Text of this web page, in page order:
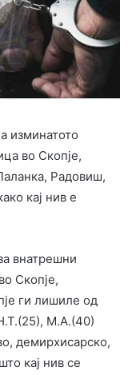
изминатото
во Скопје,
Радовиш,
кај нив е
внатрешни
Скопје,
ги лишиле од
М.А.(40)
демирхисарско,
кај нив се